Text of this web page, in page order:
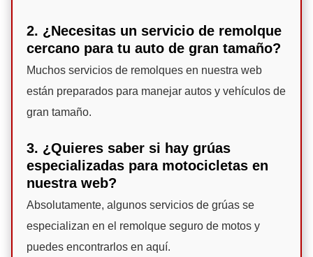
2. ¿Necesitas un servicio de remolque
cercano para tu auto de gran tamaño?
Muchos servicios de remolques en nuestra web
están preparados para manejar autos y vehículos de
gran tamaño.
3. ¿Quieres saber si hay grúas
especializadas para motocicletas en
nuestra web?
Absolutamente, algunos servicios de grúas se
especializan en el remolque seguro de motos y
puedes encontrarlos en aquí.